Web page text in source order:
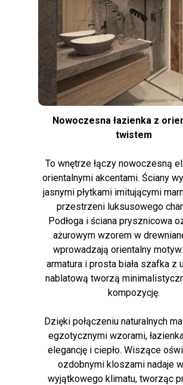
Nowoczesna łazienka z
twistem
To wnętrze łączy nowoczesną
orientalnymi akcentami. Ściany
jasnymi płytkami imitującymi
przestrzeni luksusowego
Podłoga i ściana prysznicowa
ażurowym wzorem w
wprowadzają orientalny
armatura i prosta biała szafka z
nablatową tworzą
kompozycję.
Dzięki połączeniu naturalnych
egzotycznymi wzorami,
elegancję i ciepło. Wiszące
ozdobnymi kloszami nadaje
wyjątkowego klimatu, tworząc